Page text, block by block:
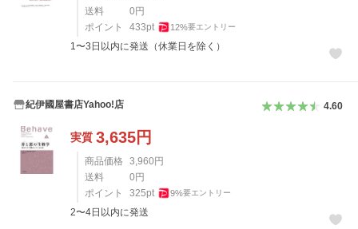
送料
0 円
ポイント
433pt 12%要エントリー
1〜3日以内に発送（休業日を除く）
紀伊國屋書店Yahoo!店 4.60
実質 3,635円
商品価格 3,960 円
送料
0 円
ポイント
325pt 9%要エントリー
2〜4日以内に発送